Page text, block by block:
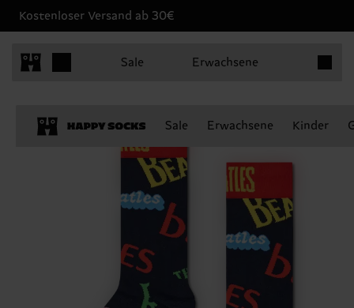
Kostenloser Versand ab 30€
Sale Erwachsene
Sale Erwachsene Kinder